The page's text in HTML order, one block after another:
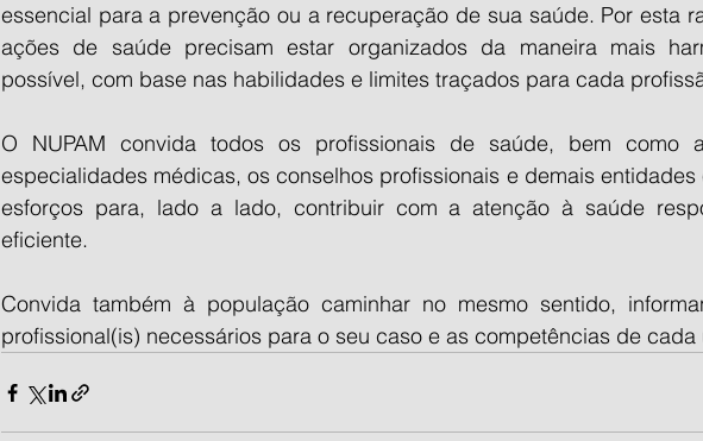
essencial para a prevenção ou a recuperação de sua saúde. Por esta
ações de saúde precisam estar organizados da maneira mais
possível, com base nas habilidades e limites traçados para cada
O NUPAM convida todos os profissionais de saúde, bem como
especialidades médicas, os conselhos profissionais e demais
esforços para, lado a lado, contribuir com a atenção à saúde
eficiente.
Convida também à população caminhar no mesmo sentido,
profissional(is) necessários para o seu caso e as competências de cada